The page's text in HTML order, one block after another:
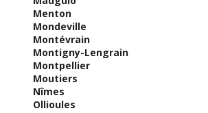
Menton
Mondeville
Montévrain
Montigny-Lengrain
Montpellier
Moutiers
Nîmes
Ollioules